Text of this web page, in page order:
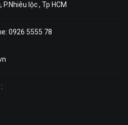
lộc , Tp HCM
0926 5555 78